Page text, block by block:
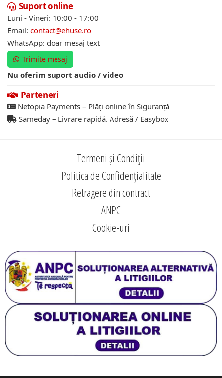
Suport online
Luni - Vineri: 10:00 - 17:00
Email: contact@ehuse.ro
WhatsApp: doar mesaj text
Trimite mesaj
Nu oferim suport audio / video
Parteneri
Netopia Payments – Plăți online în Siguranță
Sameday – Livrare rapidă. Adresă / Easybox
Termeni și Condiții
Politica de Confidențialitate
Retragere din contract
ANPC
Cookie-uri